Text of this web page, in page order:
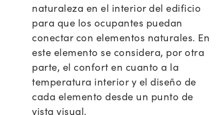
naturaleza en el interior del edificio
para que los ocupantes puedan
conectar con elementos naturales. En
este elemento se considera, por otra
parte, el confort en cuanto a la
temperatura interior y el diseño de
cada elemento desde un punto de
vista visual.